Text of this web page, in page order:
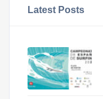
Latest Posts